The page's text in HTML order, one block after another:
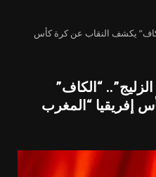
يكشف النقاب عن كرة كأس
“الكاف”
إفريقيا “المغرب